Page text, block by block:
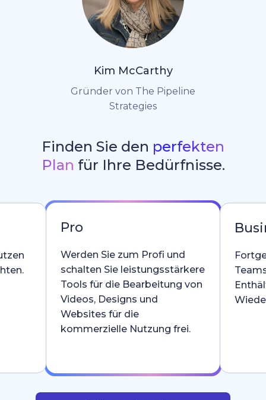
Kim McCarthy
Gründer von The Pipeline
Strategies
Finden Sie den perfekten
Plan für Ihre Bedürfnisse.
Pro
Werden Sie zum Profi und
schalten Sie leistungsstärkere
Tools für die Bearbeitung von
Videos, Designs und
Websites für die
kommerzielle Nutzung frei.